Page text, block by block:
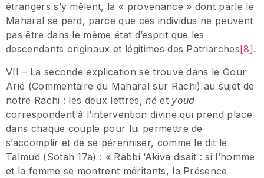
étrangers s’y mêlent, la « provenance » dont parle le
Maharal se perd, parce que ces individus ne peuvent
pas être dans le même état d’esprit que les
descendants originaux et légitimes des Patriarches [8] .
VII – La seconde explication se trouve dans le Gour
Arié (Commentaire du Maharal sur Rachi) au sujet de
notre Rachi : les deux lettres,héet youd
correspondent à l’intervention divine qui prend place
dans chaque couple pour lui permettre de
s’accomplir et de se pérenniser, comme le dit le
Talmud (Sotah 17a) : « Rabbi ‘Akiva disait : si l’homme
et la femme se montrent méritants, la Présence